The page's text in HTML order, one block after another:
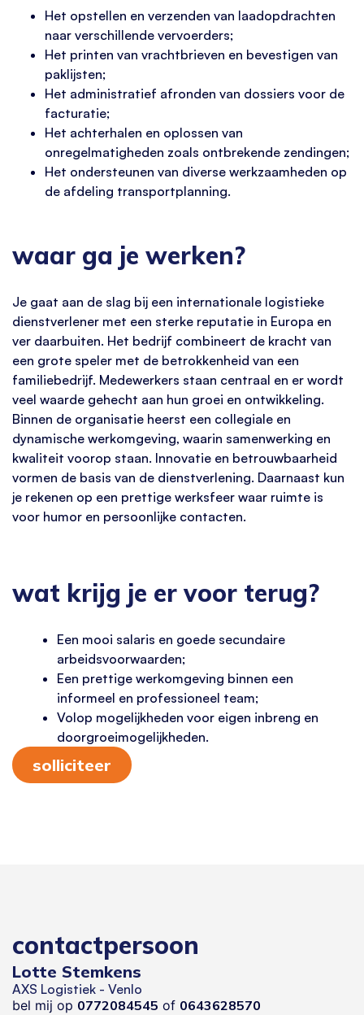
Het opstellen en verzenden van laadopdrachten
naar verschillende vervoerders;
Het printen van vrachtbrieven en bevestigen van
paklijsten;
Het administratief afronden van dossiers voor de
facturatie;
Het achterhalen en oplossen van
onregelmatigheden zoals ontbrekende zendingen;
Het ondersteunen van diverse werkzaamheden op
de afdeling transportplanning.
waar ga je werken?
Je gaat aan de slag bij een internationale logistieke
dienstverlener met een sterke reputatie in Europa en
ver daarbuiten. Het bedrijf combineert de kracht van
een grote speler met de betrokkenheid van een
familiebedrijf. Medewerkers staan centraal en er wordt
veel waarde gehecht aan hun groei en ontwikkeling.
Binnen de organisatie heerst een collegiale en
dynamische werkomgeving, waarin samenwerking en
kwaliteit voorop staan. Innovatie en betrouwbaarheid
vormen de basis van de dienstverlening. Daarnaast kun
je rekenen op een prettige werksfeer waar ruimte is
voor humor en persoonlijke contacten.
wat krijg je er voor terug?
Een mooi salaris en goede secundaire
arbeidsvoorwaarden;
Een prettige werkomgeving binnen een
informeel en professioneel team;
Volop mogelijkheden voor eigen inbreng en
doorgroeimogelijkheden.
solliciteer
contactpersoon
Lotte Stemkens
AXS Logistiek - Venlo
bel mij op 0772084545 of 0643628570